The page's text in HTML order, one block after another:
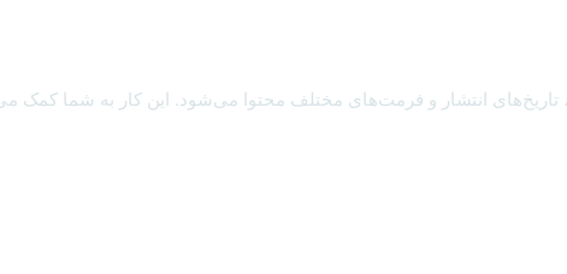
انتشار و فرمت‌های مختلف محتوا می‌شود. این کار به شما کمک